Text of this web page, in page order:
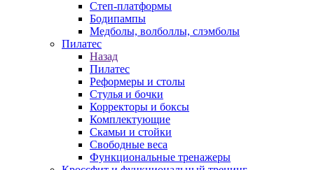
Степ-платформы
Бодипампы
Медболы, волболлы, слэмболы
Пилатес
Назад
Пилатес
Реформеры и столы
Стулья и бочки
Корректоры и боксы
Комплектующие
Скамьи и стойки
Свободные веса
Функциональные тренажеры